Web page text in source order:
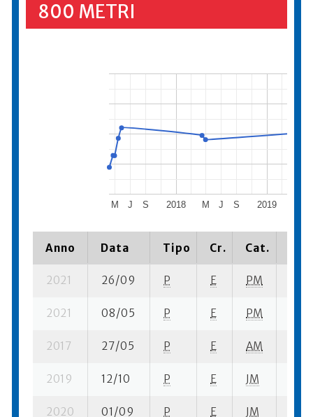
800 METRI
2018 2019
M J S M J S
Anno Data Tipo Cr. Cat.
2021 26/09 P E PM
2021 08/05 P E PM
2017 27/05 P E AM
2019 12/10 P E JM
2020 01/09 P E JM